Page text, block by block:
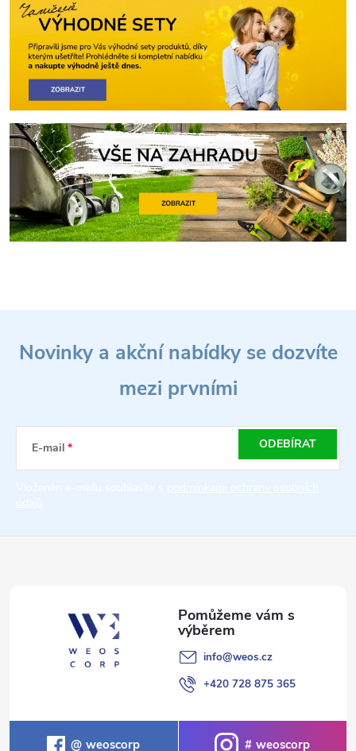
í
Novinky a akční nabídky se dozvíte
mezi prvními
E-mail ODEBÍRAT
info@weos.cz
+420 728 875 365
weoscorp weoscorp